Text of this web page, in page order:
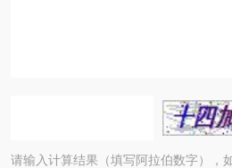
请输入计算结果（填写阿拉伯数字），